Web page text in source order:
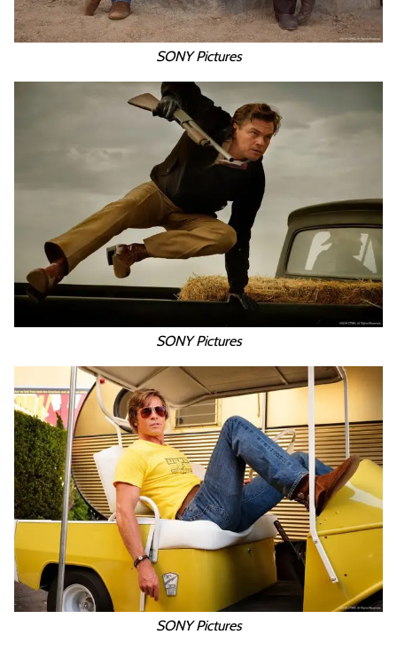
SONY Pictures
SONY Pictures
SONY Pictures